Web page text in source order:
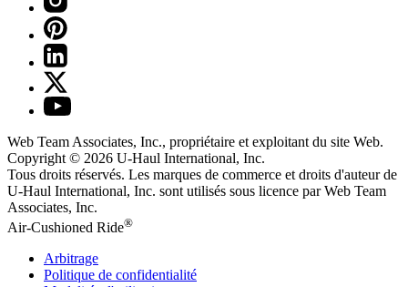
Web Team Associates, Inc., propriétaire et exploitant du site Web.
Copyright © 2026 U-Haul International, Inc.
Tous droits réservés. Les marques de commerce et droits d'auteur de
U-Haul International, Inc. sont utilisés sous licence par Web Team
Associates, Inc.
Air-Cushioned Ride®
Arbitrage
Politique de confidentialité